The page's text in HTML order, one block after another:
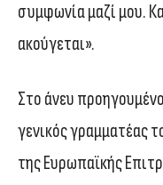
συμφωνία μαζί μου.
ακούγεται».
Στο άνευ
γενικός γραμματέας
της Ευρωπαϊκής